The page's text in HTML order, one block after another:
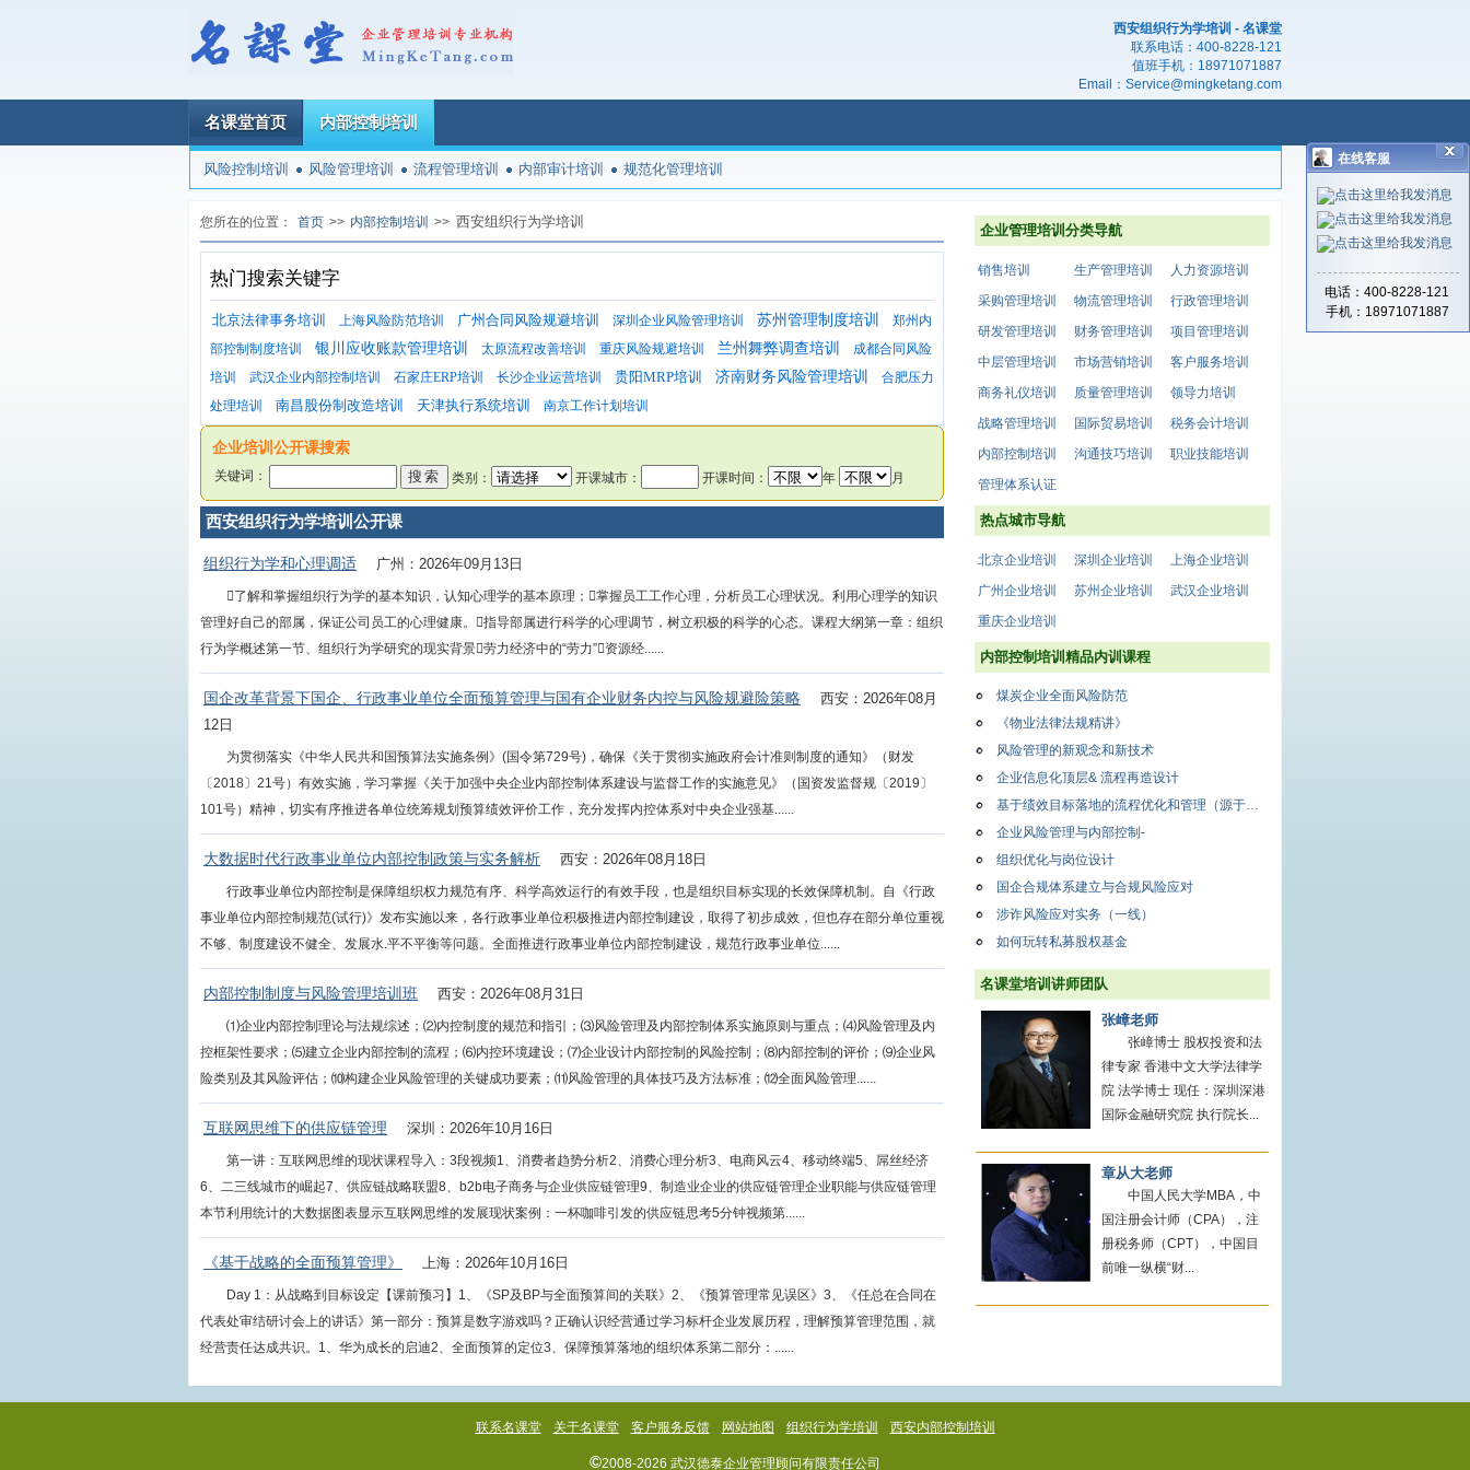
西安组织行为学培训 - 名课堂
联系电话： 400-8228-121
值班手机： 18971071887
Email： Service@mingketang.com
名课堂首页 内部控制培训
风险控制培训 风险管理培训 流程管理培训 内部审计培训 规范化管理培训
您所在的位置： 首页 >> 内部控制培训 >> 西安组织行为学培训
热门搜索关键字
北京法律事务培训 上海风险防范培训 广州合同风险规避培训 深圳企业风险管理培训 苏州管理制度培训
郑州内
部控制制度培训
银川应收账款管理培训 太原流程改善培训 重庆风险规避培训 兰州舞弊调查培训
成都合同风险
培训
武汉企业内部控制培训 石家庄ERP培训 长沙企业运营培训 贵阳MRP培训 济南财务风险管理培训
合肥压力
处理培训
南昌股份制改造培训 天津执行系统培训 南京工作计划培训
企业培训公开课搜索
关键词： 类别： 开课城市： 开课时间： 年 月
西安组织行为学培训公开课
组织行为学和心理调适 广州：2026年09月13日
了解和掌握组织行为学的基本知识，认知心理学的基本原理；掌握员工工作心理，分析员工心理状况。利用心理学的知识
管理好自己的部属，保证公司员工的心理健康。指导部属进行科学的心理调节，树立积极的科学的心态。课程大纲第一章：组织
行为学概述第一节、组织行为学研究的现实背景劳力经济中的“劳力”资源经......
国企改革背景下国企、行政事业单位全面预算管理与国有企业财务内控与风险规避险策略
西安：2026年08月
12日
为贯彻落实《中华人民共和国预算法实施条例》(国令第729号)，确保《关于贯彻实施政府会计准则制度的通知》（财发
〔2018〕21号）有效实施，学习掌握《关于加强中央企业内部控制体系建设与监督工作的实施意见》（国资发监督规〔2019〕
101号）精神，切实有序推进各单位统筹规划预算绩效评价工作，充分发挥内控体系对中央企业强基......
大数据时代行政事业单位内部控制政策与实务解析 西安：2026年08月18日
行政事业单位内部控制是保障组织权力规范有序、科学高效运行的有效手段，也是组织目标实现的长效保障机制。自《行政
事业单位内部控制规范(试行)》发布实施以来，各行政事业单位积极推进内部控制建设，取得了初步成效，但也存在部分单位重视
不够、制度建设不健全、发展水.平不平衡等问题。全面推进行政事业单位内部控制建设，规范行政事业单位......
内部控制制度与风险管理培训班 西安：2026年08月31日
⑴企业内部控制理论与法规综述；⑵内控制度的规范和指引；⑶风险管理及内部控制体系实施原则与重点；⑷风险管理及内
控框架性要求；⑸建立企业内部控制的流程；⑹内控环境建设；⑺企业设计内部控制的风险控制；⑻内部控制的评价；⑼企业风
险类别及其风险评估；⑽构建企业风险管理的关键成功要素；⑾风险管理的具体技巧及方法标准；⑿全面风险管理......
互联网思维下的供应链管理 深圳：2026年10月16日
第一讲：互联网思维的现状课程导入：3段视频1、消费者趋势分析2、消费心理分析3、电商风云4、移动终端5、屌丝经济
6、二三线城市的崛起7、供应链战略联盟8、b2b电子商务与企业供应链管理9、制造业企业的供应链管理企业职能与供应链管理
本节利用统计的大数据图表显示互联网思维的发展现状案例：一杯咖啡引发的供应链思考5分钟视频第......
《基于战略的全面预算管理》 上海：2026年10月16日
Day 1：从战略到目标设定【课前预习】1、《SP及BP与全面预算间的关联》2、《预算管理常见误区》3、《任总在合同在
代表处审结研讨会上的讲话》第一部分：预算是数字游戏吗？正确认识经营通过学习标杆企业发展历程，理解预算管理范围，就
经营责任达成共识。1、华为成长的启迪2、全面预算的定位3、保障预算落地的组织体系第二部分：......
企业管理培训分类导航
销售培训 生产管理培训
人力资源培训
采购管理培训
物流管理培训
行政管理培训
研发管理培训
财务管理培训
项目管理培训
中层管理培训
市场营销培训
客户服务培训
商务礼仪培训
质量管理培训
领导力培训
战略管理培训
国际贸易培训
税务会计培训
内部控制培训
沟通技巧培训
职业技能培训
管理体系认证
热点城市导航
北京企业培训 深圳企业培训
上海企业培训
广州企业培训
苏州企业培训
武汉企业培训
重庆企业培训
内部控制培训精品内训课程
煤炭企业全面风险防范
《物业法律法规精讲》
风险管理的新观念和新技术
企业信息化顶层& 流程再造设计
基于绩效目标落地的流程优化和管理（源于版权课程）
企业风险管理与内部控制-
组织优化与岗位设计
国企合规体系建立与合规风险应对
涉诈风险应对实务（一线）
如何玩转私募股权基金
名课堂培训讲师团队
张嶂老师
张嶂博士 股权投资和法
律专家 香港中文大学法律学
院 法学博士 现任：深圳深港
国际金融研究院 执行院长...
章从大老师
中国人民大学MBA，中
国注册会计师（CPA），注
册税务师（CPT），中国目
前唯一纵横“财...
联系名课堂 关于名课堂 客户服务反馈 网站地图 组织行为学培训 西安内部控制培训
©2008-2026 武汉德泰企业管理顾问有限责任公司
在线客服
电话：400-8228-121
手机：18971071887